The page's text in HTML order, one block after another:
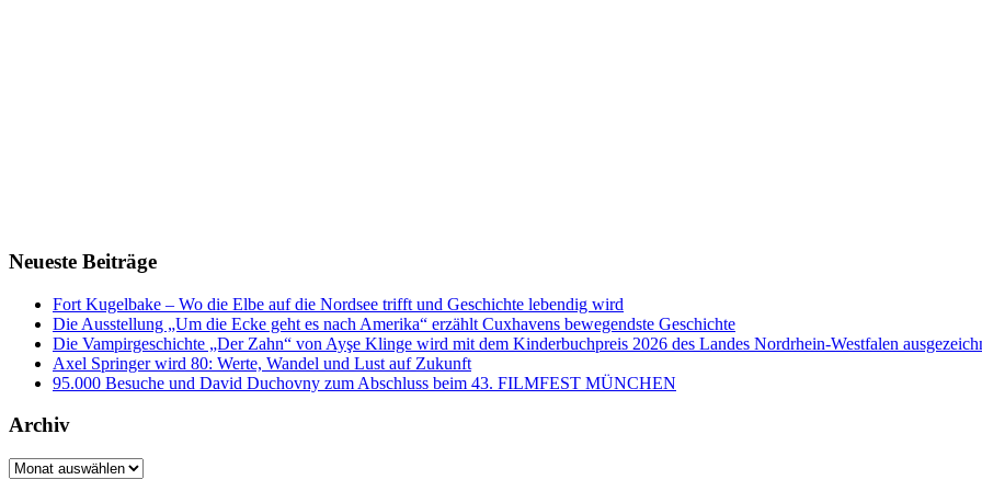
Neueste Beiträge
Fort Kugelbake – Wo die Elbe auf die Nordsee trifft und Geschichte lebendig wird
Die Ausstellung „Um die Ecke geht es nach Amerika“ erzählt Cuxhavens bewegendste Geschichte
Die Vampirgeschichte „Der Zahn“ von Ayşe Klinge wird mit dem Kinderbuchpreis 2026 des Landes Nordrhein-Westfalen
Axel Springer wird 80: Werte, Wandel und Lust auf Zukunft
95.000 Besuche und David Duchovny zum Abschluss beim 43. FILMFEST MÜNCHEN
Archiv
Archiv